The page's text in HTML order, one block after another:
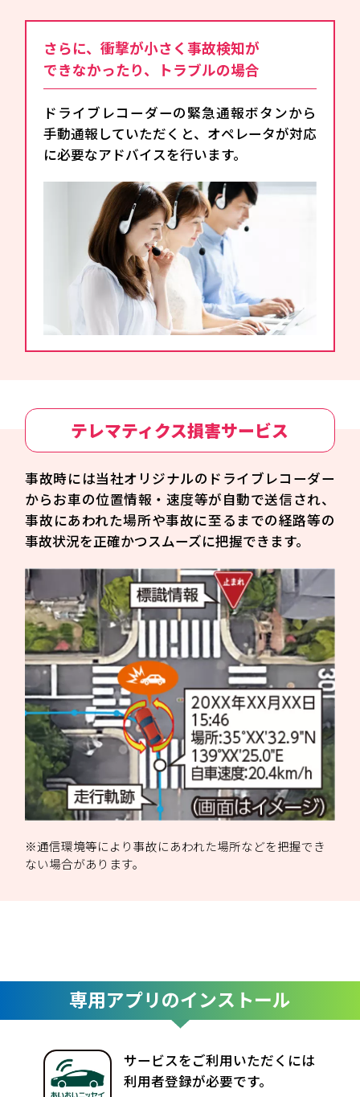
さらに、衝撃が小さく事故検知が
できなかったり、トラブルの場合
ドライブレコーダーの緊急通報ボタンから
手動通報していただくと、オペレータが対応
に必要なアドバイスを行います。
テレマティクス損害サービス
事故時には当社オリジナルのドライブレコーダー
からお車の位置情報・速度等が自動で送信され、
事故にあわれた場所や事故に至るまでの経路等の
事故状況を正確かつスムーズに把握できます。
※通信環境等により事故にあわれた場所などを把握でき
ない場合があります。
専用アプリのインストール
サービスをご利用いただくには
利用者登録が必要です。